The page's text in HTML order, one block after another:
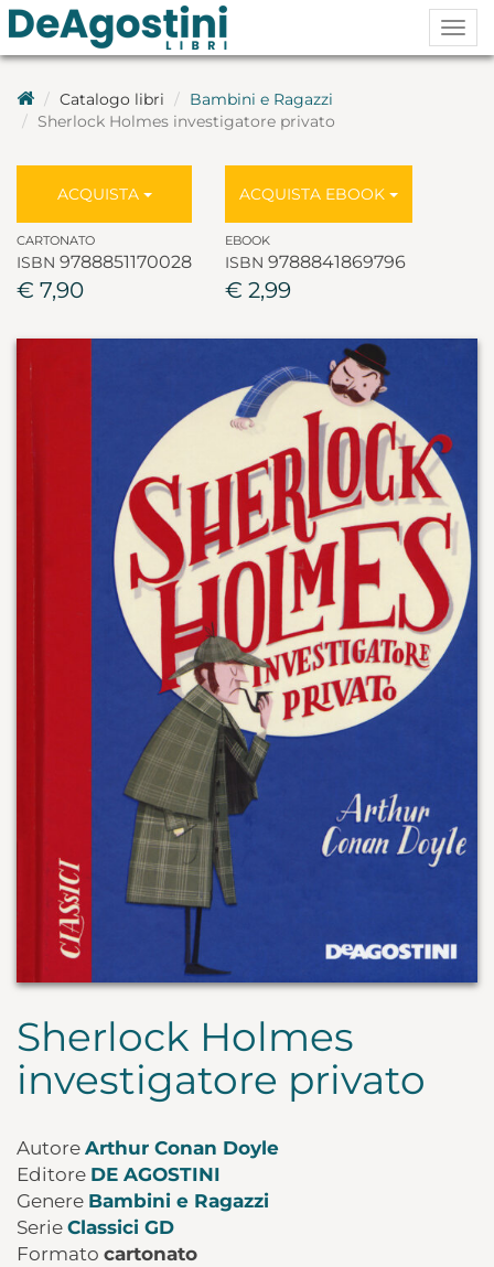
Catalogo libri
Bambini e Ragazzi
Sherlock Holmes investigatore privato
ACQUISTA
CARTONATO
ISBN 9788851170028
€ 7,90
ACQUISTA EBOOK
EBOOK
ISBN 9788841869796
€ 2,99
Sherlock Holmes
investigatore privato
Autore Arthur Conan Doyle
Editore DE AGOSTINI
Genere Bambini e Ragazzi
Serie Classici GD
Formato cartonato